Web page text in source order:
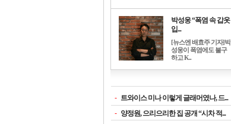
박성웅 “폭염 속 갑옷
입...
[뉴스엔 배효주 기자]박
성웅이 폭염에도 불구
하고 K..
- 트와이스 미나 이렇게 글래머였나, 드...
- 양정원, 으리으리한 집 공개 “시차 적...